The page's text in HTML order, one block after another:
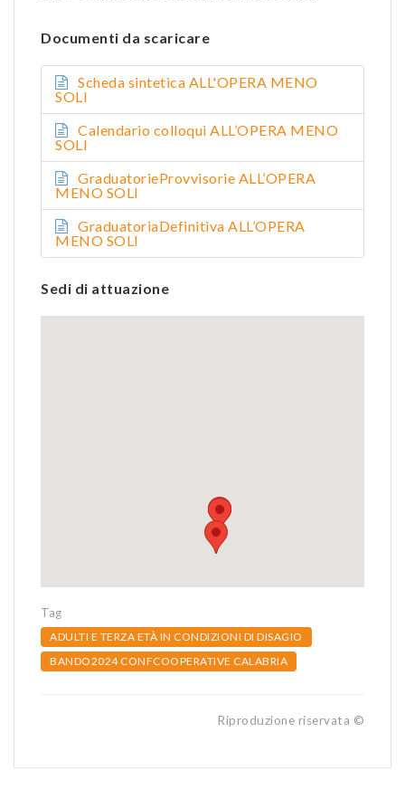
Documenti da scaricare
Scheda sintetica ALL'OPERA MENO
SOLI
Calendario colloqui ALL’OPERA MENO
SOLI
GraduatorieProvvisorie ALL’OPERA
MENO SOLI
GraduatoriaDefinitiva ALL’OPERA
MENO SOLI
Sedi di attuazione
Tag
ADULTI E TERZA ETÀ IN CONDIZIONI DI DISAGIO
BANDO2024 CONFCOOPERATIVE CALABRIA
Riproduzione riservata ©